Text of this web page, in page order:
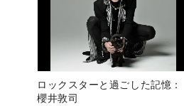
ロックスターと過ごした記憶：
櫻井敦司